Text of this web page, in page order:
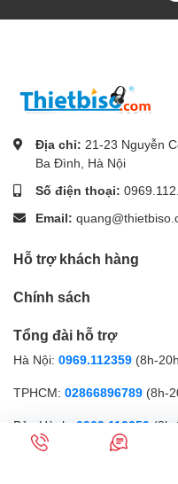
Địa chỉ: 21-23 Nguyễn
Ba Đình, Hà Nội
Số điện thoại:
Email:
Hỗ trợ khách hàng
Chính sách
Tổng đài hỗ trợ
Hà Nội: 0969.112359 (8h-
TPHCM: 02866896789 (8h-
Bảo Hành: 0969.112359